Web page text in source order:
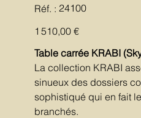
Réf. : SKU
24100
24100
Prix
1 510,00 €
Table carrée KRABI
La collection KRABI
sinueux des dossiers
sophistiqué qui en fait
branchés.